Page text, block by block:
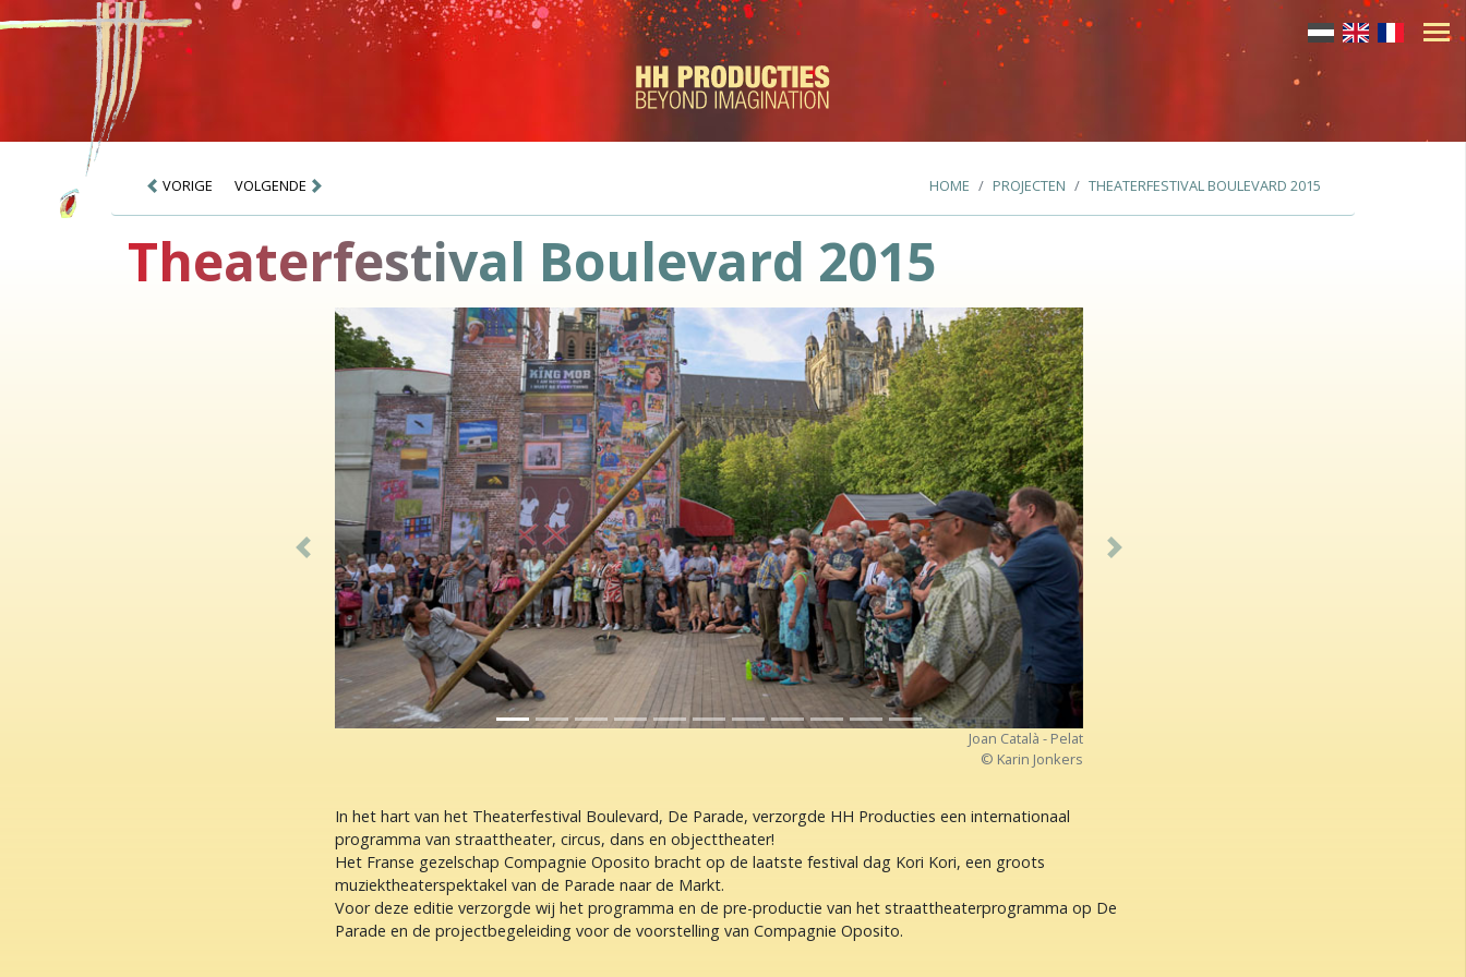
VORIGE VOLGENDE HOME PROJECTEN THEATERFESTIVAL BOULEVARD 2015
Theaterfestival Boulevard 2015
Joan Català - Pelat
© Karin Jonkers
Previous Next
In het hart van het Theaterfestival Boulevard, De Parade, verzorgde HH Producties een internationaal
programma van straattheater, circus, dans en objecttheater!
Het Franse gezelschap Compagnie Oposito bracht op de laatste festival dag Kori Kori, een groots
muziektheaterspektakel van de Parade naar de Markt.
Voor deze editie verzorgde wij het programma en de pre-productie van het straattheaterprogramma op De
Parade en de projectbegeleiding voor de voorstelling van Compagnie Oposito.